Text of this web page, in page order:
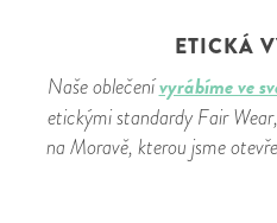
ETICKÁ
Naše oblečenívyrábíme ve
etickými standardy Fair
na Moravě, kterou jsme